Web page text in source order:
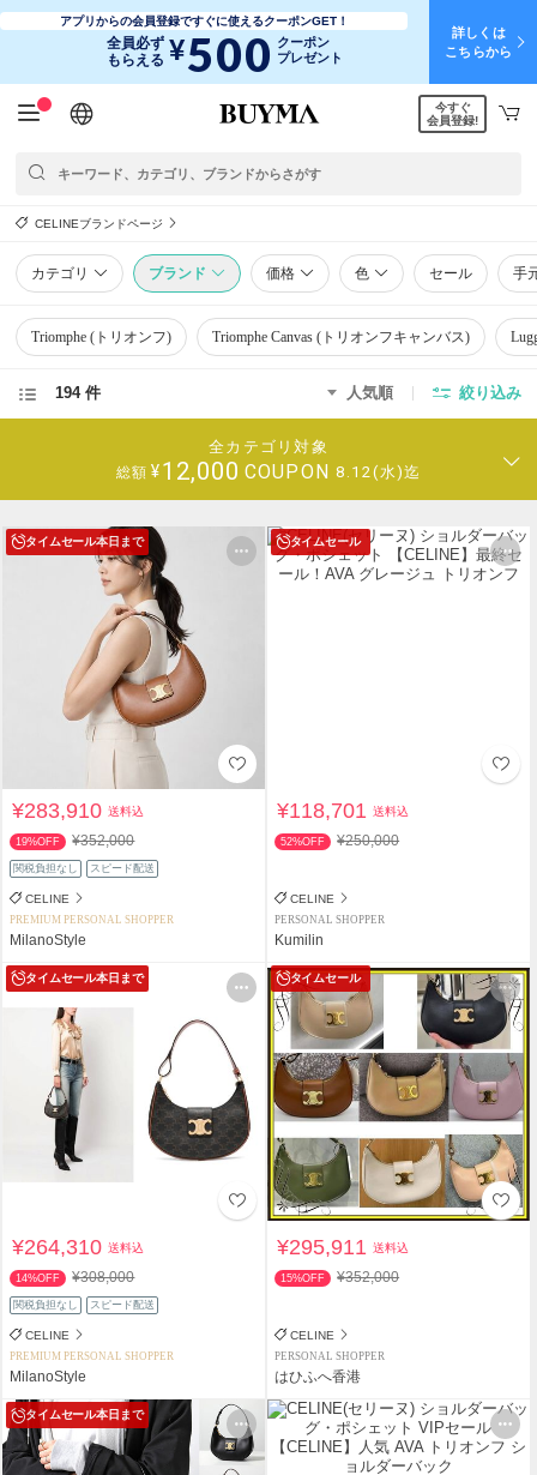
アプリからの会員登録ですぐに使えるクーポンGET！
全員必ず
もらえる ¥500 クーポン
プレゼント
詳しくは
こちらから
日本語
English
简体中文
繁體中文
今すぐ
会員登録!
CELINEブランドページ
カテゴリ ブランド 価格 色 セール 手
Triomphe (トリオンフ) Triomphe Canvas (トリオンフキャンバス)
194 件 人気順 絞り込み
全カテゴリ対象
総額 ¥12,000 COUPON 8.12(水)迄
タイムセール本日まで
¥283,910送料込
19%OFF ¥352,000
関税負担なし スピード配送
CELINE
PREMIUM PERSONAL SHOPPER
MilanoStyle
タイムセール
¥118,701送料込
52%OFF ¥250,000
CELINE
PERSONAL SHOPPER
Kumilin
タイムセール本日まで
¥264,310送料込
14%OFF ¥308,000
関税負担なし スピード配送
CELINE
PREMIUM PERSONAL SHOPPER
MilanoStyle
タイムセール
¥295,911送料込
15%OFF ¥352,000
CELINE
PERSONAL SHOPPER
はひふへ香港
タイムセール本日まで